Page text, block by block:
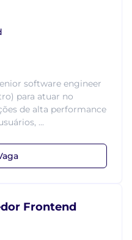
software engineer
para atuar no
de alta performance
...
Frontend